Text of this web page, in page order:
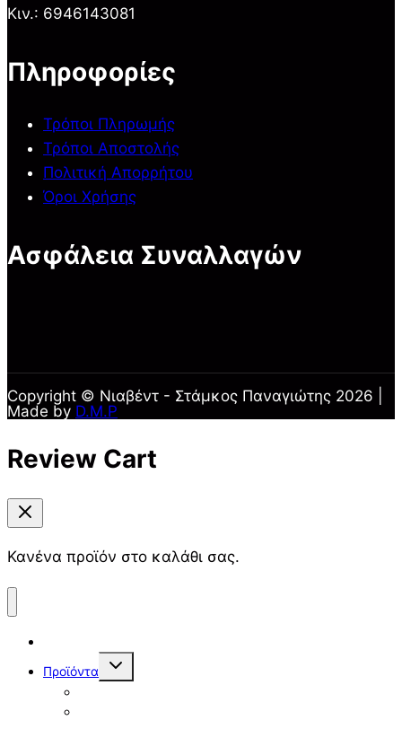
Κιν.: 6946143081
Πληροφορίες
Τρόποι Πληρωμής
Τρόποι Αποστολής
Πολιτική Απορρήτου
Όροι Χρήσης
Ασφάλεια Συναλλαγών
Copyright © Νιαβέντ - Στάμκος Παναγιώτης 2026 |
Made by D.M.P
Review Cart
Κανένα προϊόν στο καλάθι σας.
Προϊόντα
Toggle
child